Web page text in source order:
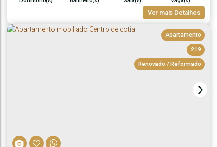
Ver mais Detalhes
219
Apartamento
Renovado / Reformado